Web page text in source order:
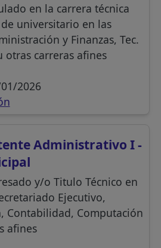
en la carrera técnica
universitario en las
y Finanzas, Tec.
otras carreras afines
2026
Administrativo I -
y/o Titulo Técnico en
Ejecutivo,
Contabilidad, Computación
afines